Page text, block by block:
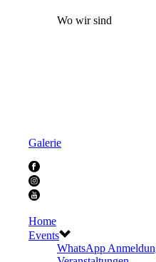
Wo wir sind
Galerie
Home
Events
WhatsApp